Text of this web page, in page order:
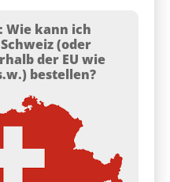
Wie kann ich
(oder
der EU wie
bestellen?